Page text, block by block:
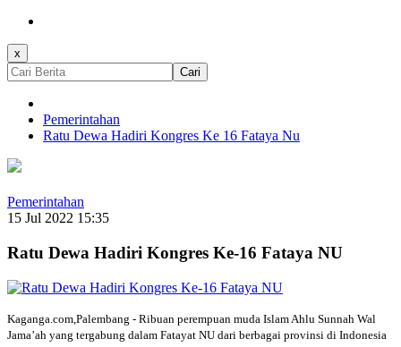
x
Cari
Pemerintahan
Ratu Dewa Hadiri Kongres Ke 16 Fataya Nu
Pemerintahan
15 Jul 2022 15:35
Ratu Dewa Hadiri Kongres Ke-16 Fataya NU
Kaganga.com,Palembang - Ribuan perempuan muda Islam Ahlu Sunnah Wal
Jama’ah yang tergabung dalam Fatayat NU dari berbagai provinsi di Indonesia